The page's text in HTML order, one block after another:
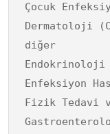
Çocuk
Dermatoloji
diğer
Endokrinoloji
Enfeksiyon
Fizik Tedavi